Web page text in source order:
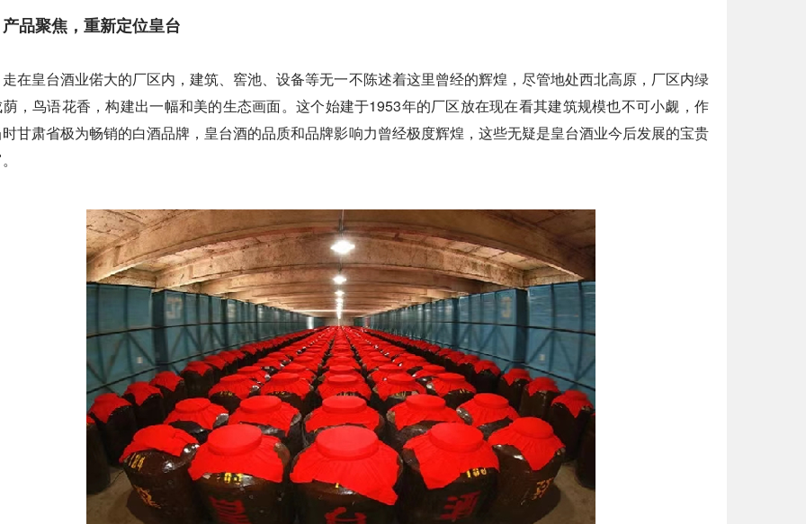
产品聚焦，重新定位皇台
走在皇台酒业偌大的厂区内，建筑、窖池、设备等无一不陈述着这里曾经的辉煌，尽管地处西北高原，厂区内绿
，鸟语花香，构建出一幅和美的生态画面。这个始建于1953年的厂区放在现在看其建筑规模也不可小觑，作
甘肃省极为畅销的白酒品牌，皇台酒的品质和品牌影响力曾经极度辉煌，这些无疑是皇台酒业今后发展的宝贵